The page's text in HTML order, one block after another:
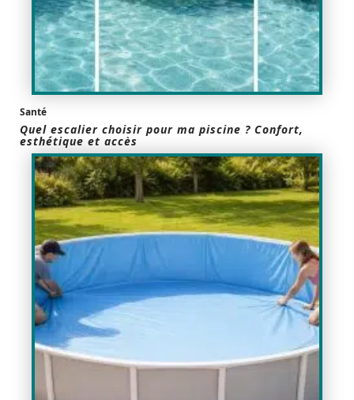
Santé
Quel escalier choisir pour ma piscine ? Confort,
esthétique et accès